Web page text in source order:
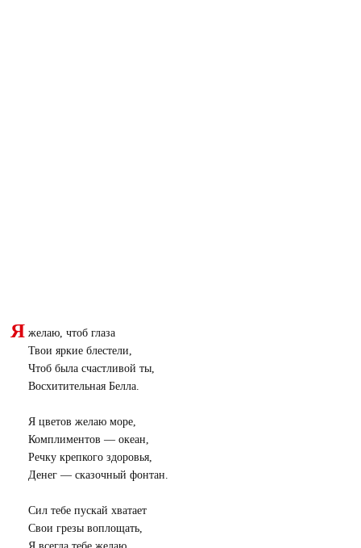
Я желаю, чтоб глаза
Твои яркие блестели,
Чтоб была счастливой ты,
Восхитительная Белла.
Я цветов желаю море,
Комплиментов — океан,
Речку крепкого здоровья,
Денег — сказочный фонтан.
Сил тебе пускай хватает
Свои грезы воплощать,